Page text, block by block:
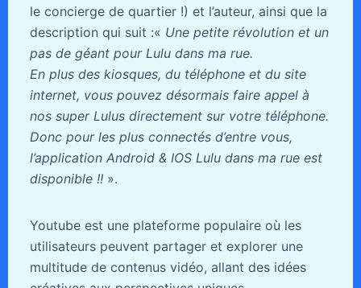
le concierge de quartier !) et l’auteur, ainsi que la
description qui suit :« Une petite révolution et un
pas de géant pour Lulu dans ma rue.
En plus des kiosques, du téléphone et du site
internet, vous pouvez désormais faire appel à
nos super Lulus directement sur votre téléphone.
Donc pour les plus connectés d’entre vous,
l’application Android & IOS Lulu dans ma rue est
disponible !! ».
Youtube est une plateforme populaire où les
utilisateurs peuvent partager et explorer une
multitude de contenus vidéo, allant des idées